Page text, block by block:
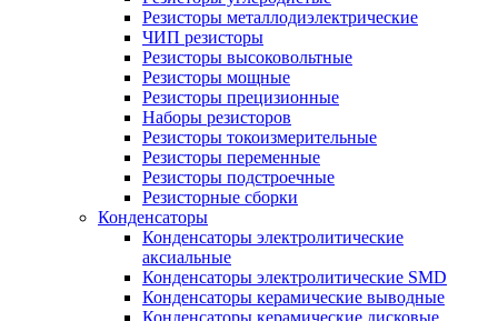
Резисторы металлодиэлектрические
ЧИП резисторы
Резисторы высоковольтные
Резисторы мощные
Резисторы прецизионные
Наборы резисторов
Резисторы токоизмерительные
Резисторы переменные
Резисторы подстроечные
Резисторные сборки
Конденсаторы
Конденсаторы электролитические
аксиальные
Конденсаторы электролитические SMD
Конденсаторы керамические выводные
Конденсаторы керамические дисковые